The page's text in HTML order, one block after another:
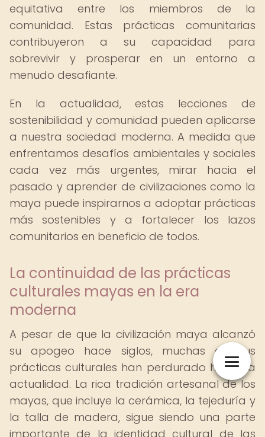
equitativa entre los miembros de la
comunidad. Estas prácticas comunitarias
contribuyeron a su capacidad para
sobrevivir y prosperar en un entorno a
menudo desafiante.
En la actualidad, estas lecciones de
sostenibilidad y comunidad pueden aplicarse
a nuestra sociedad moderna. A medida que
enfrentamos desafíos ambientales y sociales
cada vez más urgentes, mirar hacia el
pasado y aprender de civilizaciones como la
maya puede inspirarnos a adoptar prácticas
más sostenibles y a fortalecer los lazos
comunitarios en beneficio de todos.
La continuidad de las prácticas
culturales mayas en la era
moderna
A pesar de que la civilización maya alcanzó
su apogeo hace siglos, muchas de sus
prácticas culturales han perdurado hasta la
actualidad. La rica tradición artesanal de los
mayas, que incluye la cerámica, la tejeduría y
la talla de madera, sigue siendo una parte
importante de la identidad cultural de las